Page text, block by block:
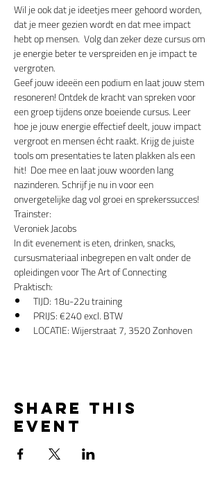
Wil je ook dat je ideetjes meer gehoord worden,
dat je meer gezien wordt en dat mee impact
hebt op mensen.  Volg dan zeker deze cursus om
je energie beter te verspreiden en je impact te
vergroten.
Geef jouw ideeën een podium en laat jouw stem
resoneren! Ontdek de kracht van spreken voor
een groep tijdens onze boeiende cursus. Leer
hoe je jouw energie effectief deelt, jouw impact
vergroot en mensen écht raakt. Krijg de juiste
tools om presentaties te laten plakken als een
hit!  Doe mee en laat jouw woorden lang
nazinderen. Schrijf je nu in voor een
onvergetelijke dag vol groei en sprekerssucces!
Trainster:
Veroniek Jacobs
In dit evenement is eten, drinken, snacks,
cursusmateriaal inbegrepen en valt onder de
opleidingen voor The Art of Connecting
Praktisch:
TIJD: 18u-22u training
PRIJS: €240 excl. BTW
LOCATIE: Wijerstraat 7, 3520 Zonhoven
Share this
event